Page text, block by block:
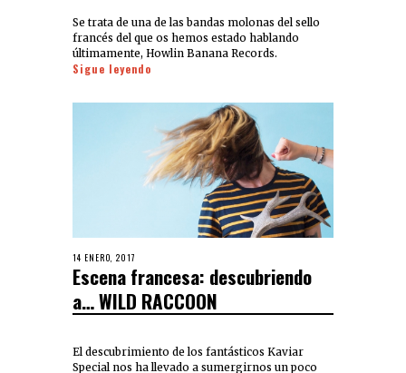
Se trata de una de las bandas molonas del sello
francés del que os hemos estado hablando
últimamente, Howlin Banana Records.
Sigue leyendo
14 ENERO, 2017
Escena francesa: descubriendo
a… WILD RACCOON
El descubrimiento de los fantásticos Kaviar
Special nos ha llevado a sumergirnos un poco